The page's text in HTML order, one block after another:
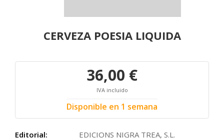
CERVEZA POESIA LIQUIDA
36,00 €
IVA incluido
Disponible en 1 semana
Editorial:
EDICIONS NIGRA TREA, S.L.